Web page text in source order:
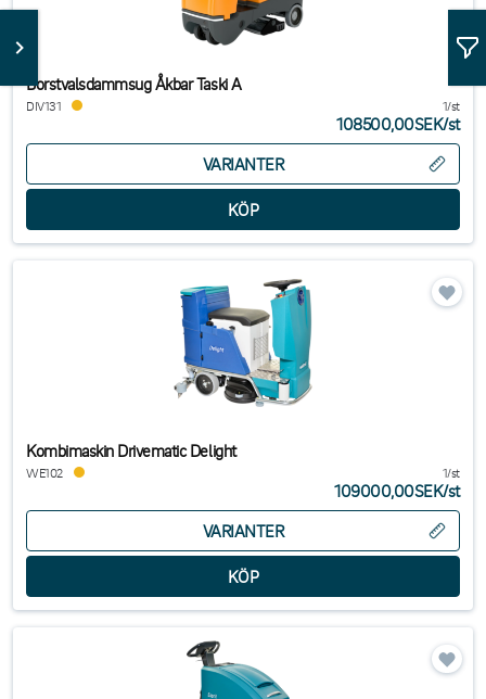
Borstvalsdammsug Åkbar Taski A
DIV131 1/st
108500,00SEK/st
VARIANTER
Kombimaskin Drivematic Delight
WE102 1/st
109000,00SEK/st
VARIANTER